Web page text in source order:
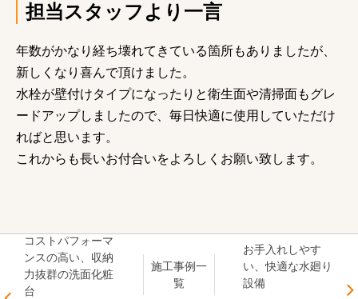
担当スタッフより一言
年数がかなり経ち壊れてきている箇所もありましたが、
新しくなり喜んで頂けました。
水栓が壁付けタイプになったりと衛生面や清掃面もグレ
ードアップしましたので、毎日快適に使用していただけ
ればと思います。
これからも長いお付合いをよろしくお願い致します。
コストパフォーマ
ンスの高い、収納
力抜群の洗面化粧
台
お手入れしやす
い、快適な水廻り
設備
施工事例一
覧